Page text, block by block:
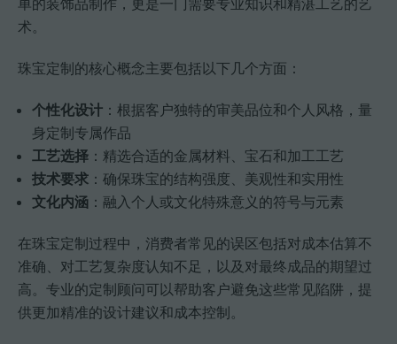
单的装饰品制作，更是一门需要专业知识和精湛工艺的艺
术。
珠宝定制的核心概念主要包括以下几个方面：
个性化设计 ：根据客户独特的审美品位和个人风格，量
身定制专属作品
工艺选择 ：精选合适的金属材料、宝石和加工工艺
技术要求 ：确保珠宝的结构强度、美观性和实用性
文化内涵 ：融入个人或文化特殊意义的符号与元素
在珠宝定制过程中，消费者常见的误区包括对成本估算不
准确、对工艺复杂度认知不足，以及对最终成品的期望过
高。专业的定制顾问可以帮助客户避免这些常见陷阱，提
供更加精准的设计建议和成本控制。